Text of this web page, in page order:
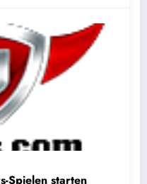
Spielen starten